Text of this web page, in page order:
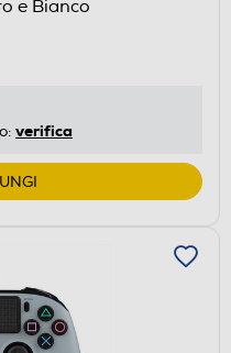
e Bianco
verifica